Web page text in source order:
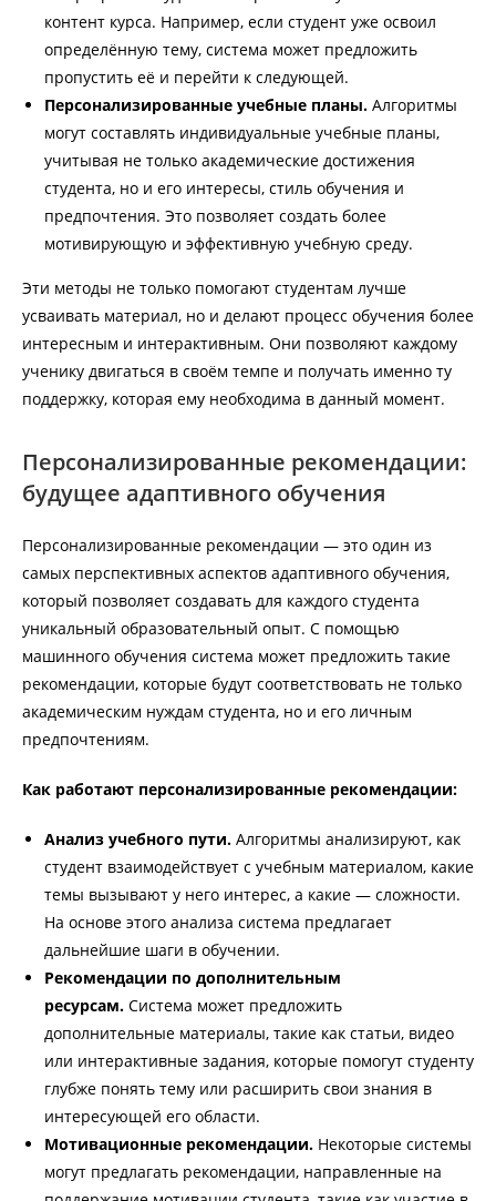
контент курса. Например, если студент уже освоил
определённую тему, система может предложить
пропустить её и перейти к следующей.
Персонализированные учебные планы. Алгоритмы
могут составлять индивидуальные учебные планы,
учитывая не только академические достижения
студента, но и его интересы, стиль обучения и
предпочтения. Это позволяет создать более
мотивирующую и эффективную учебную среду.
Эти методы не только помогают студентам лучше
усваивать материал, но и делают процесс обучения более
интересным и интерактивным. Они позволяют каждому
ученику двигаться в своём темпе и получать именно ту
поддержку, которая ему необходима в данный момент.
Персонализированные рекомендации:
будущее адаптивного обучения
Персонализированные рекомендации — это один из
самых перспективных аспектов адаптивного обучения,
который позволяет создавать для каждого студента
уникальный образовательный опыт. С помощью
машинного обучения система может предложить такие
рекомендации, которые будут соответствовать не только
академическим нуждам студента, но и его личным
предпочтениям.
Как работают персонализированные рекомендации:
Анализ учебного пути. Алгоритмы анализируют, как
студент взаимодействует с учебным материалом, какие
темы вызывают у него интерес, а какие — сложности.
На основе этого анализа система предлагает
дальнейшие шаги в обучении.
Рекомендации по дополнительным
ресурсам. Система может предложить
дополнительные материалы, такие как статьи, видео
или интерактивные задания, которые помогут студенту
глубже понять тему или расширить свои знания в
интересующей его области.
Мотивационные рекомендации. Некоторые системы
могут предлагать рекомендации, направленные на